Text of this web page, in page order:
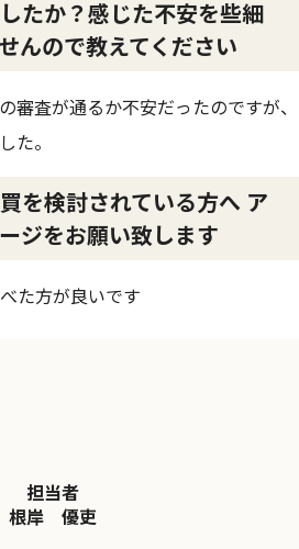
たか？感じた不安を些細
んので教えてください
審査が通るか不安だったのですが、
た。
を検討されている方へ ア
ジをお願い致します
た方が良いです
担当者
根岸 優吏